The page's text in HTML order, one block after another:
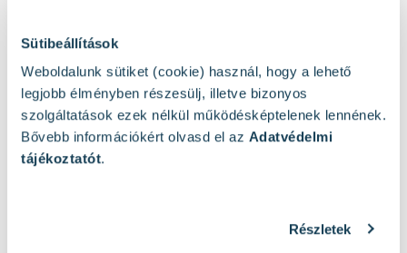
Sütibeállítások
Weboldalunk sütiket (cookie) használ, hogy a lehető
legjobb élményben részesülj, illetve bizonyos
szolgáltatások ezek nélkül működésképtelenek lennének.
Bővebb információkért olvasd el az Adatvédelmi
tájékoztatót.
Részletek